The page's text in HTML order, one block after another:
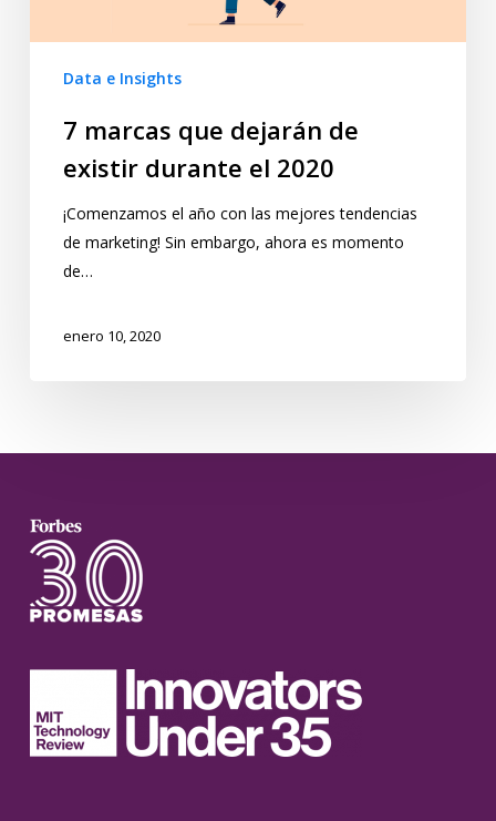
Data e Insights
7 marcas que dejarán de
existir durante el 2020
¡Comenzamos el año con las mejores tendencias
de marketing! Sin embargo, ahora es momento
de…
enero 10, 2020